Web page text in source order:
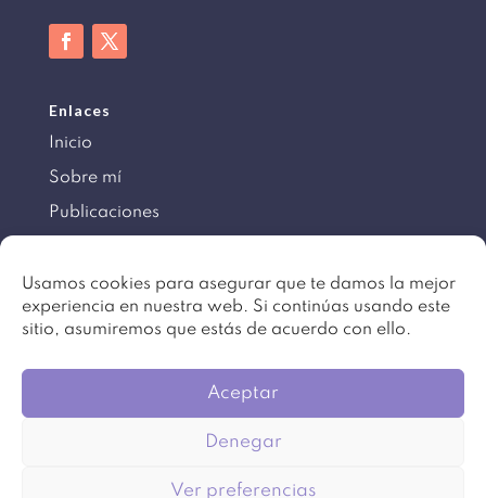
Usamos cookies para asegurar que te damos la mejor
experiencia en nuestra web. Si continúas usando este
sitio, asumiremos que estás de acuerdo con ello.
Aceptar
Denegar
Ver preferencias
Enlaces
Inicio
Sobre mí
Publicaciones
Información
Aviso legal